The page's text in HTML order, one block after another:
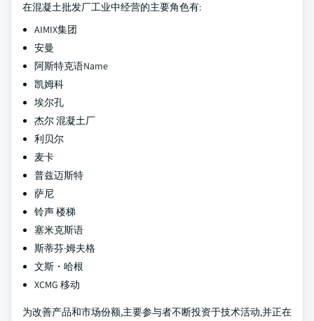
在混凝土批发厂工业中经营的主要角色有:
AIMIX集团
安曼
阿斯特克语Name
凯姆科
埃尔孔
杰尔 混凝土厂
利贝尔
麦卡
普兹迈斯特
萨尼
铃声 楼梯
塞米克斯语
斯蒂芬·姆夫格
文斯・哈根
XCMG 移动
为改善产品和市场份额,主要参与者不断投资于技术活动,并正在